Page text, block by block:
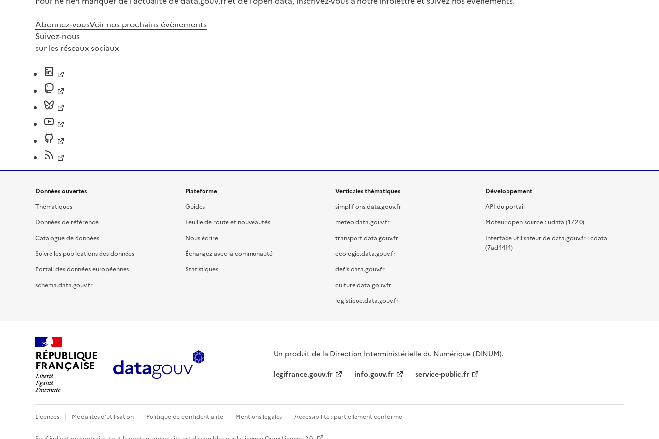
Abonnez-vousVoir nos prochains évènements
Suivez-nous
sur les réseaux sociaux
Données ouvertes
Thématiques
Données de référence
Catalogue de données
Suivre les publications des données
Portail des données européennes
schema.data.gouv.fr
Plateforme
Guides
Feuille de route et nouveautés
Nous écrire
Échangez avec la communauté
Statistiques
Verticales thématiques
simplifions.data.gouv.fr
meteo.data.gouv.fr
transport.data.gouv.fr
ecologie.data.gouv.fr
defis.data.gouv.fr
culture.data.gouv.fr
logistique.data.gouv.fr
Développement
API du portail
Moteur open source : udata (17.2.0)
Interface utilisateur de data.gouv.fr : cdata
(7ad44f4)
RÉPUBLIQUE
FRANÇAISE
Un produit de la Direction Interministérielle du Numérique (DINUM).
legifrance.gouv.fr
info.gouv.fr service-public.fr
Licences Modalités d'utilisation Politique de confidentialité Mentions légales Accessibilité : partiellement conforme